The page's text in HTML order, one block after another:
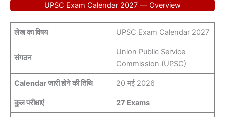
UPSC Exam Calendar 2027 — Overview
लेख का विषय UPSC Exam Calendar 2027
संगठन
Union Public Service
Commission (UPSC)
Calendar जारी होने की तिथि 20 मई 2026
कुल परीक्षाएं 27 Exams